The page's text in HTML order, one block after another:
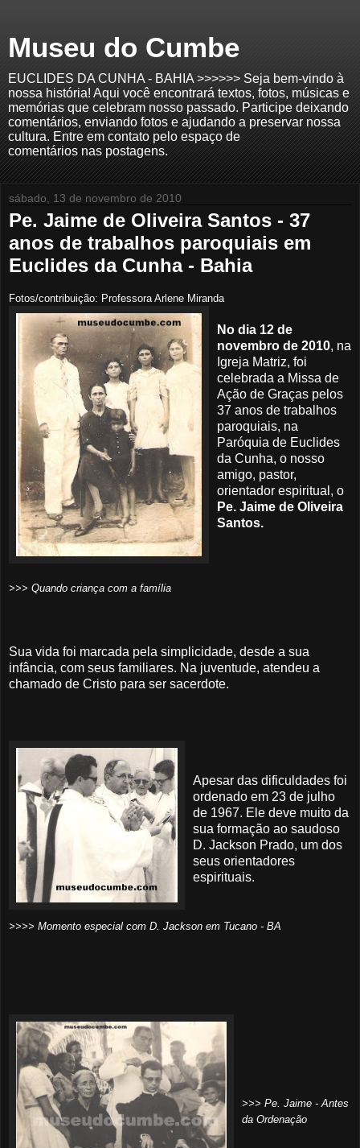
Museu do Cumbe
EUCLIDES DA CUNHA - BAHIA >>>>>> Seja bem-vindo à
nossa história! Aqui você encontrará textos, fotos, músicas e
memórias que celebram nosso passado. Participe deixando
comentários, enviando fotos e ajudando a preservar nossa
cultura. Entre em contato pelo espaço de
comentários nas postagens.
sábado, 13 de novembro de 2010
Pe. Jaime de Oliveira Santos - 37
anos de trabalhos paroquiais em
Euclides da Cunha - Bahia
Fotos/contribuição: Professora Arlene Miranda
No dia 12 de
novembro de 2010, na
Igreja Matriz, foi
celebrada a Missa de
Ação de Graças pelos
37 anos de trabalhos
paroquiais, na
Paróquia de Euclides
da Cunha, o nosso
amigo, pastor,
orientador espiritual, o
Pe. Jaime de Oliveira
Santos.
>>> Quando criança com a família
Sua vida foi marcada pela simplicidade, desde a sua
infância, com seus familiares. Na juventude, atendeu a
chamado de Cristo para ser sacerdote.
Apesar das dificuldades foi
ordenado em 23 de julho
de 1967. Ele deve muito da
sua formação ao saudoso
D. Jackson Prado, um dos
seus orientadores
espirituais.
>>>> Momento especial com D. Jackson em Tucano - BA
>>> Pe. Jaime - Antes
da Ordenação